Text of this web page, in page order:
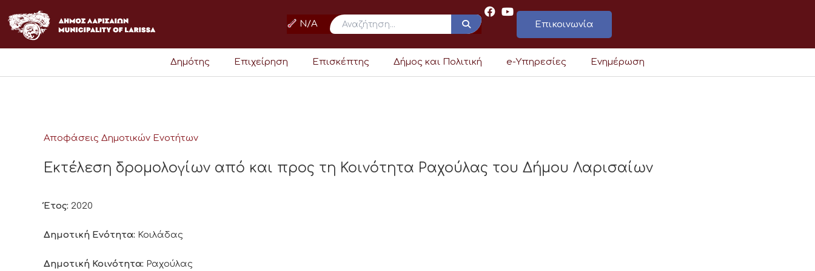
στο
περιεχόμενο
N/A Επικοινωνία
Δημότης Επιχείρηση Επισκέπτης Δήμος και Πολιτική e-Υπηρεσίες Ενημέρωση
Αποφάσεις Δημοτικών Ενοτήτων
Εκτέλεση δρομολογίων από και προς τη Κοινότητα Ραχούλας του Δήμου Λαρισαίων
Έτος: 2020
Δημοτική Ενότητα: Κοιλάδας
Δημοτική Κοινότητα: Ραχούλας